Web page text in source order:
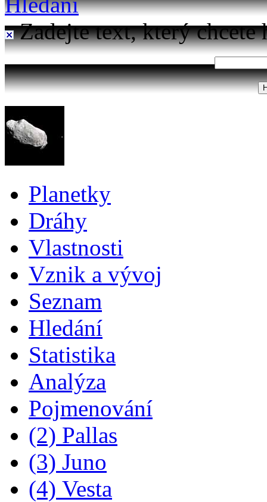
Zadejte text, který chcete
Planetky
Dráhy
Vlastnosti
Vznik a vývoj
Seznam
Hledání
Statistika
Analýza
Pojmenování
(2) Pallas
(3) Juno
(4) Vesta